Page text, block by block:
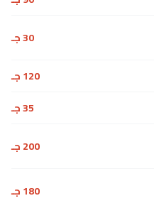
30 جـ
120 جـ
35 جـ
200 جـ
180 جـ